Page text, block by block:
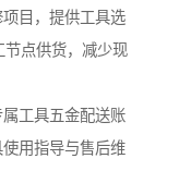
目，提供工具选
节点供货，减少现
工具五金配送账
用指导与售后维